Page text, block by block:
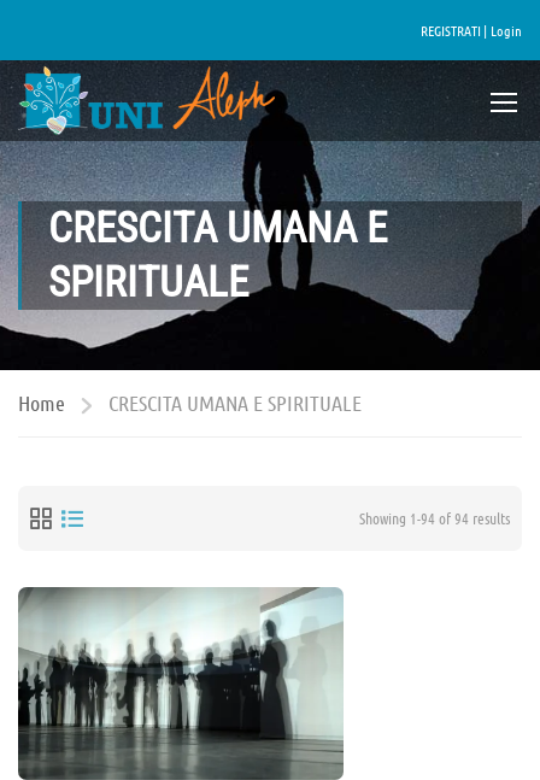
REGISTRATI | Login
CRESCITA UMANA E
SPIRITUALE
Home CRESCITA UMANA E SPIRITUALE
Showing 1-94 of 94 results